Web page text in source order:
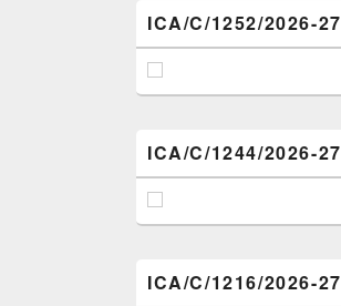
ICA/C/1252/2026-27
ICA/C/1244/2026-27
ICA/C/1216/2026-27